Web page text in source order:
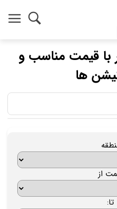
با قیمت مناسب و
ها
از
تا: